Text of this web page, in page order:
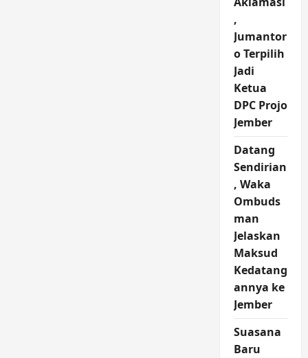
,
Jumantor
o Terpilih
Jadi
Ketua
DPC Projo
Jember
Datang
Sendirian
, Waka
Ombuds
man
Jelaskan
Maksud
Kedatang
annya ke
Jember
Suasana
Baru